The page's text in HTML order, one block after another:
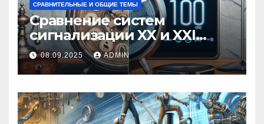
СРАВНИТЕЛЬНЫЕ И ОБЩИЕ ТЕМЫ
Сравнение систем
сигнализации XX и XXI
веков
08.09.2025 ADMIN